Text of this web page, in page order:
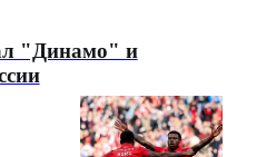
"Динамо" и